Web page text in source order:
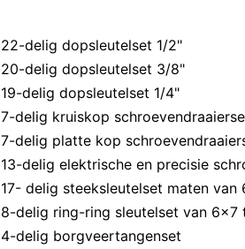
22-delig dopsleutelset 1/2"
20-delig dopsleutelset 3/8"
19-delig dopsleutelset 1/4"
7-delig kruiskop
7-delig platte kop
13-delig elektrische en precisie
17- delig steeksleutelset maten van
8-delig ring-ring sleutelset van
4-delig borgveertangenset